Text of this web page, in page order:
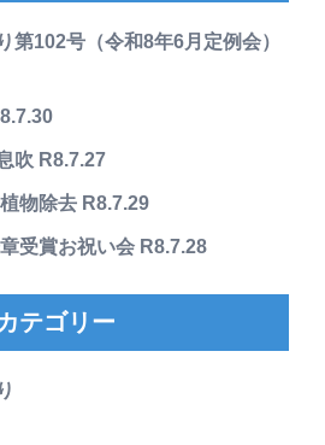
第102号（令和8年6月定例会）
吹 R8.7.27
物除去 R8.7.29
受賞お祝い会 R8.7.28
テゴリー